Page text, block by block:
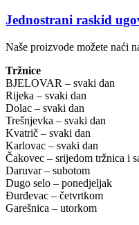
Jednostrani raskid
Naše proizvode možete naći
Tržnice
BJELOVAR – svaki dan
Rijeka – svaki dan
Dolac – svaki dan
Trešnjevka – svaki dan
Kvatrič – svaki dan
Karlovac – svaki dan
Čakovec – srijedom tržnica i
Daruvar – subotom
Dugo selo – ponedjeljak
Đurđevac – četvrtkom
Garešnica – utorkom